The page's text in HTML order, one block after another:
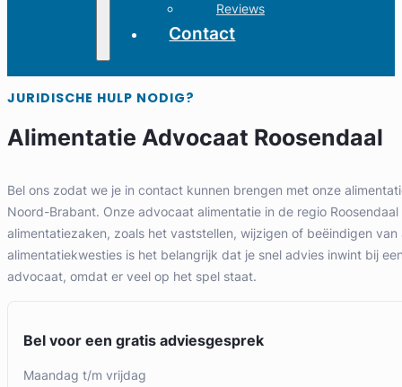
Reviews
Contact
JURIDISCHE HULP NODIG?
Alimentatie Advocaat Roosendaal
Bel ons zodat we je in contact kunnen brengen met onze
Noord-Brabant. Onze advocaat alimentatie in de regio
alimentatiezaken, zoals het vaststellen, wijzigen of beëindigen van
alimentatiekwesties is het belangrijk dat je snel advies inwint bij
advocaat, omdat er veel op het spel staat.
Bel voor een gratis adviesgesprek
maandag t/m vrijdag